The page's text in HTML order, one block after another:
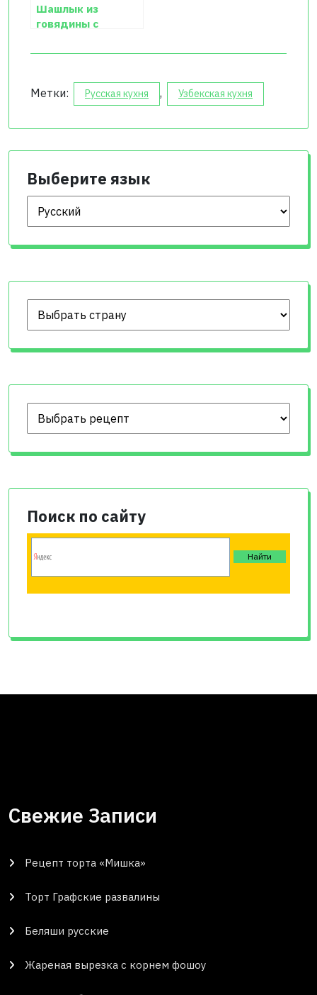
Шашлык из
говядины с
Метки: Русская кухня , Узбекская кухня
Выберите язык
Выберите язык
Поиск по сайту
Свежие Записи
Рецепт торта «Мишка»
Торт Графские развалины
Беляши русские
Жареная вырезка с корнем фошоу